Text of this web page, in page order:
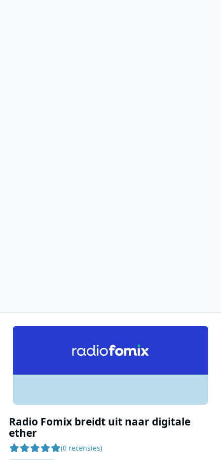
Radio Fomix breidt uit naar digitale
ether
(0 recensies)